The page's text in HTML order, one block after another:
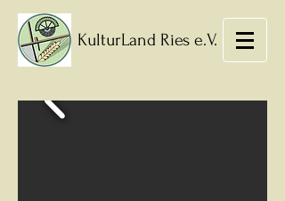
KulturLand Ries e.V.